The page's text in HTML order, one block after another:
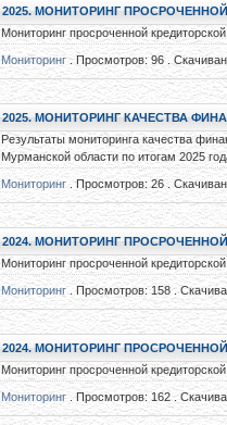
2025. МОНИТОРИНГ
Мониторинг просроченной
Мониторинг. Просмотров: 96 .
2025. МОНИТОРИНГ КАЧЕСТВА
Результаты мониторинга качества
Мурманской области по итогам 2025
Мониторинг . Просмотров: 26 .
2024. МОНИТОРИНГ
Мониторинг просроченной
Мониторинг. Просмотров: 158 .
2024. МОНИТОРИНГ
Мониторинг просроченной
Мониторинг . Просмотров: 162 .